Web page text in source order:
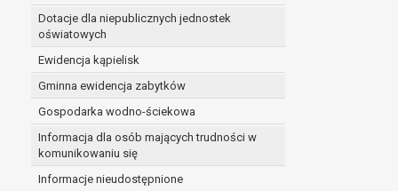
Dotacje dla niepublicznych jednostek
oświatowych
Ewidencja kąpielisk
Gminna ewidencja zabytków
Gospodarka wodno-ściekowa
Informacja dla osób mających trudności w
komunikowaniu się
Informacje nieudostępnione
W przypadku gdy przetwarzanie danych osobowych
prawo do cofnięcia tej zgody w dowolnym momencie.
Przysługuje Pani/Panu prawo wniesienia skargi do
Organem właściwym do wniesienia skargi jest Prezes
W zależności od sfery, w której przetwarzane są
Pani/Pana dane nie będą poddawane